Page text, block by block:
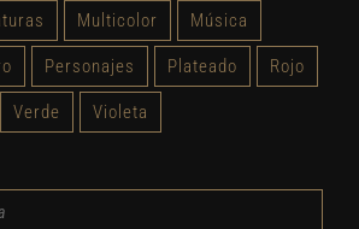
Multicolor Música
Personajes Plateado Rojo
Verde Violeta